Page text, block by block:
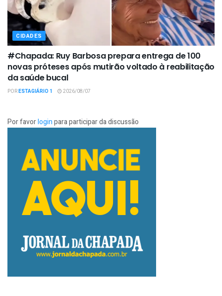
CIDADES
#Chapada: Ruy Barbosa prepara entrega de 100
novas próteses após mutirão voltado à reabilitação
da saúde bucal
PORESTAGIÁRIO 1 2026/08/07
Por favorloginpara participar da discussão